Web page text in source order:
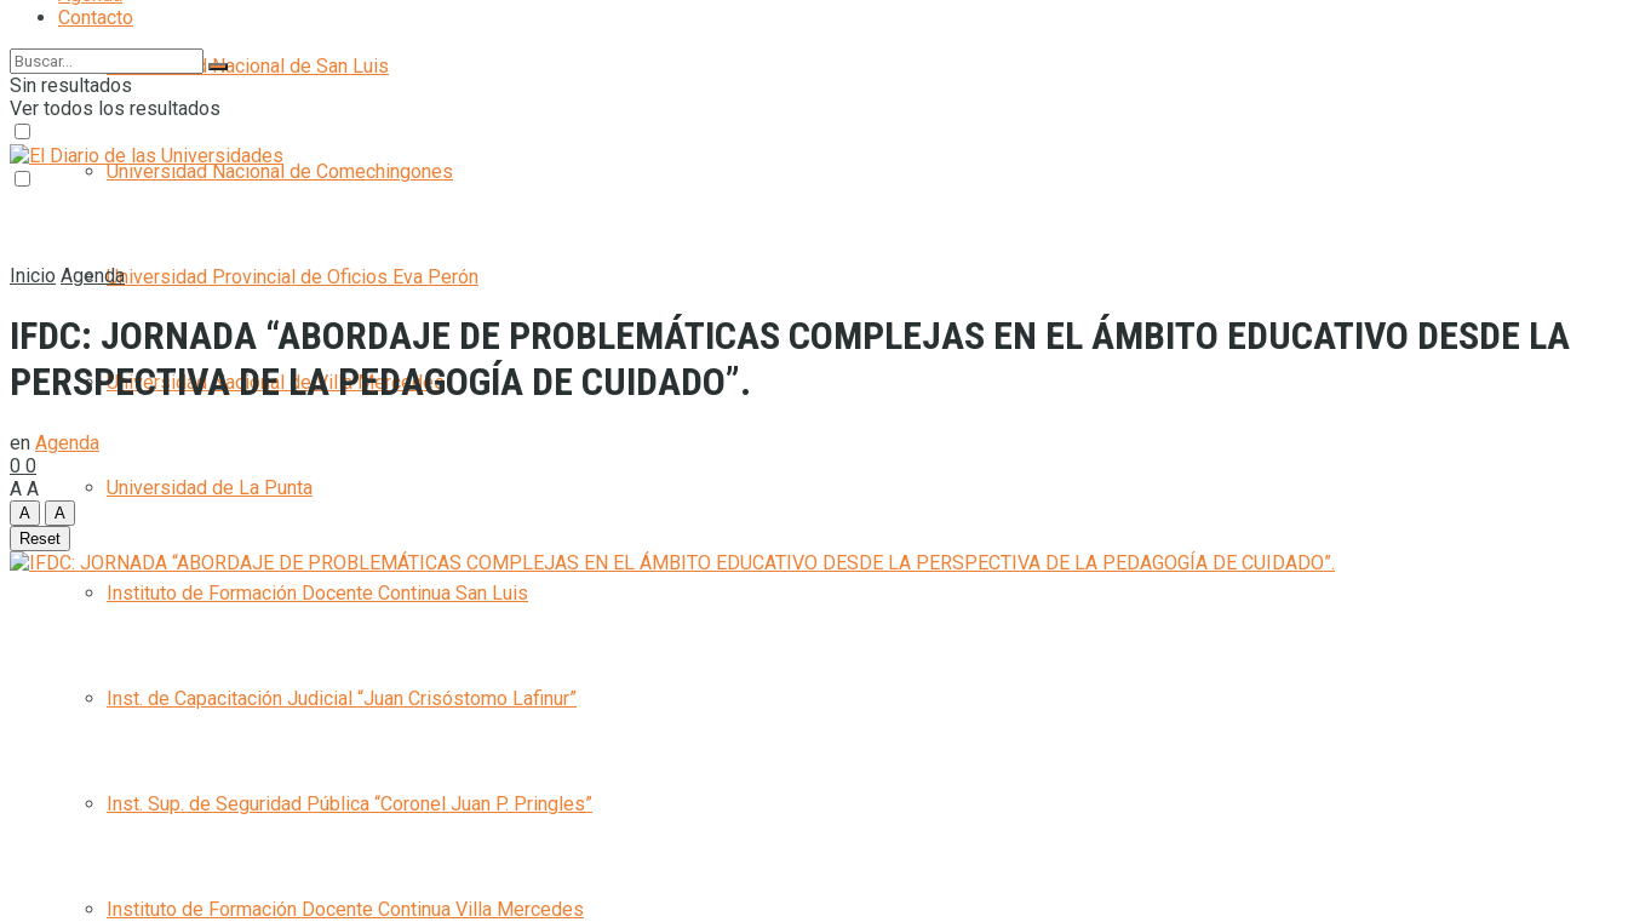
Universidad Nacional de San Luis
Universidad Nacional de Comechingones
Universidad Provincial de Oficios Eva Perón
Universidad Nacional de Villa Mercedes
Universidad de La Punta
Instituto de Formación Docente Continua San Luis
Inst. de Capacitación Judicial “Juan Crisóstomo Lafinur”
Inst. Sup. de Seguridad Pública “Coronel Juan P. Pringles”
Instituto de Formación Docente Continua Villa Mercedes
Contacto
Sin resultados
Ver todos los resultados
Inicio Agenda
IFDC: JORNADA “ABORDAJE DE PROBLEMÁTICAS COMPLEJAS EN EL ÁMBITO EDUCATIVO DESDE LA
PERSPECTIVA DE LA PEDAGOGÍA DE CUIDADO”.
en Agenda
0 0
A A
A
A
Reset